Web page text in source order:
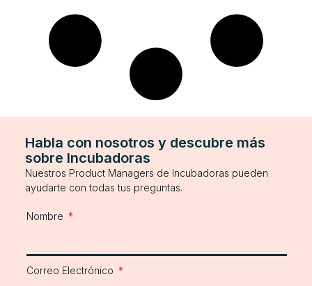
Habla con nosotros y descubre más
sobre Incubadoras
Nuestros Product Managers de Incubadoras pueden
ayudarte con todas tus preguntas.
Nombre
Correo Electrónico